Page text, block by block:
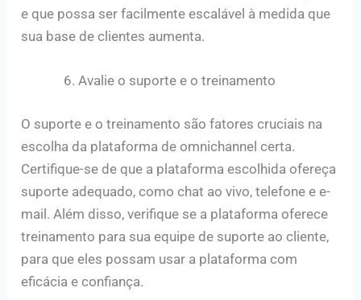
e que possa ser facilmente escalável à medida que
sua base de clientes aumenta.
Avalie o suporte e o treinamento
O suporte e o treinamento são fatores cruciais na
escolha da plataforma de omnichannel certa.
Certifique-se de que a plataforma escolhida ofereça
suporte adequado, como chat ao vivo, telefone e e-
mail. Além disso, verifique se a plataforma oferece
treinamento para sua equipe de suporte ao cliente,
para que eles possam usar a plataforma com
eficácia e confiança.